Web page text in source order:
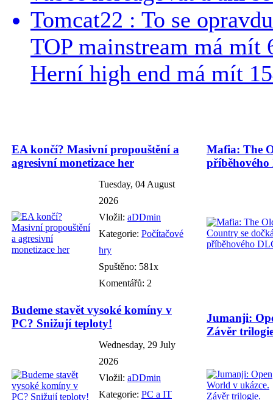
Tomcat22 : To se
TOP mainstream má
Herní high end má mít
EA končí? Masivní propouštění a
agresivní monetizace her
Tuesday, 04 August
2026
Vložil: aDDmin
Kategorie: Počítačové
hry
Spuštěno: 581x
Komentářů: 2
Mafia: The
Budeme stavět vysoké komíny v
PC? Snižují teploty!
Wednesday, 29 July
2026
Vložil: aDDmin
Kategorie: PC a IT
Jumanji:
Závěr